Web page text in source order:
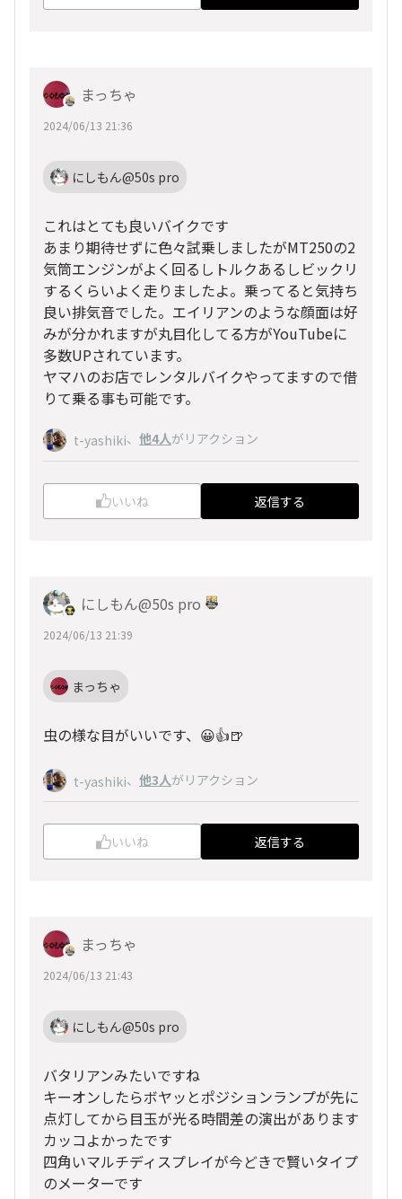
まっちゃ
2024/06/13 21:36
にしもん@50s pro
これはとても良いバイクです
あまり期待せずに色々試乗しましたがMT250の2
気筒エンジンがよく回るしトルクあるしビックリ
するくらいよく走りましたよ。乗ってると気持ち
良い排気音でした。エイリアンのような顔面は好
みが分かれますが丸目化してる方がYouTubeに
多数UPされています。
ヤマハのお店でレンタルバイクやってますので借
りて乗る事も可能です。
t-yashiki、 他4人がリアクション
いいね 返信する
にしもん@50s pro
2024/06/13 21:39
まっちゃ
虫の様な目がいいです、😀👍🍺
t-yashiki、 他3人がリアクション
いいね 返信する
まっちゃ
2024/06/13 21:43
にしもん@50s pro
バタリアンみたいですね
キーオンしたらボヤッとポジションランプが先に
点灯してから目玉が光る時間差の演出があります
カッコよかったです
四角いマルチディスプレイが今どきで賢いタイプ
のメーターです